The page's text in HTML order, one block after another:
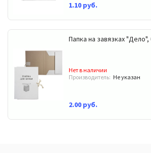
1.10 руб.
Папка на завязках "Дело",
Нет в наличии
Производитель: Не указан
2.00 руб.